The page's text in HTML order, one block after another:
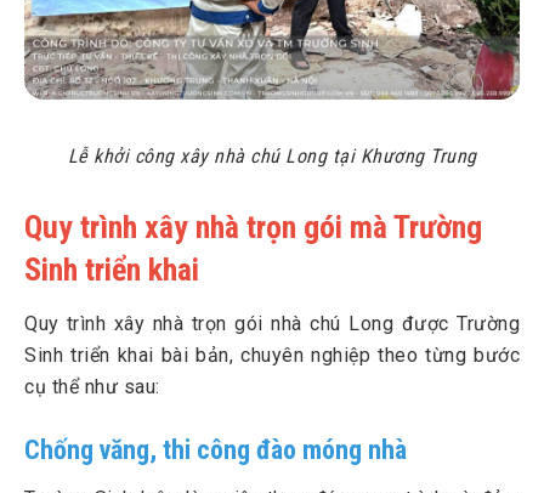
Lễ khởi công xây nhà chú Long tại Khương Trung
Quy trình xây nhà trọn gói mà Trường
Sinh triển khai
Quy trình xây nhà trọn gói nhà chú Long được Trường
Sinh triển khai bài bản, chuyên nghiệp theo từng bước
cụ thể như sau:
Chống văng, thi công đào móng nhà